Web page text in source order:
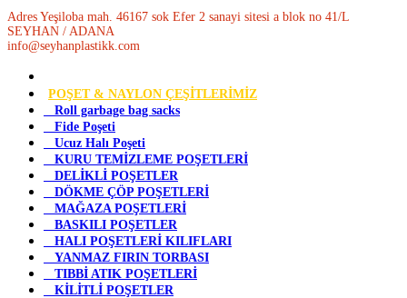
Adres Yeşiloba mah. 46167 sok Efer 2 sanayi sitesi a blok no 41/L
SEYHAN / ADANA
info@seyhanplastikk.com
POŞET & NAYLON ÇEŞİTLERİMİZ
Roll garbage bag sacks
Fide Poşeti
Ucuz Halı Poşeti
KURU TEMİZLEME POŞETLERİ
DELİKLİ POŞETLER
DÖKME ÇÖP POŞETLERİ
MAĞAZA POŞETLERİ
BASKILI POŞETLER
HALI POŞETLERİ KILIFLARI
YANMAZ FIRIN TORBASI
TIBBİ ATIK POŞETLERİ
KİLİTLİ POŞETLER